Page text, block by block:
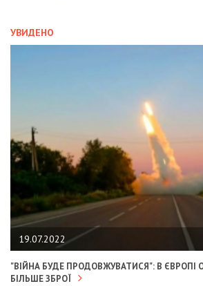
УВИДЕНО
19.07.2022
"ВІЙНА БУДЕ ПРОДОВЖУВАТИСЯ": В ЄВРОПІ
БІЛЬШЕ ЗБРОЇ